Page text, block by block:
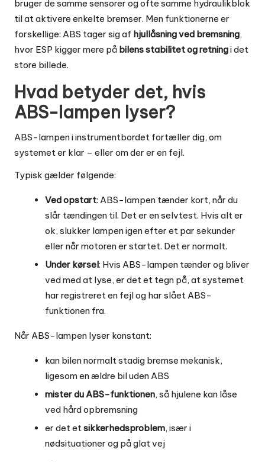
bruger de samme sensorer og ofte samme hydraulikblok
til at aktivere enkelte bremser. Men funktionerne er
forskellige: ABS tager sig af hjullåsning ved bremsning,
hvor ESP kigger mere på bilens stabilitet og retningi det
store billede.
Hvad betyder det, hvis
ABS-lampen lyser?
ABS-lampen i instrumentbordet fortæller dig, om
systemet er klar – eller om der er en fejl.
Typisk gælder følgende:
Ved opstart: ABS-lampen tænder kort, når du
slår tændingen til. Det er en selvtest. Hvis alt er
ok, slukker lampen igen efter et par sekunder
eller når motoren er startet. Det er normalt.
Under kørsel: Hvis ABS-lampen tænder og bliver
ved med at lyse, er det et tegn på, at systemet
har registreret en fejl og har slået ABS-
funktionen fra.
Når ABS-lampen lyser konstant:
kan bilen normalt stadig bremse mekanisk,
ligesom en ældre bil uden ABS
mister du ABS-funktionen, så hjulene kan låse
ved hård opbremsning
er det etsikkerhedsproblem, især i
nødsituationer og på glat vej